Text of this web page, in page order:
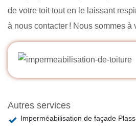
de votre toit tout en le laissant
à nous contacter ! Nous sommes à
Autres services
Imperméabilisation de façade